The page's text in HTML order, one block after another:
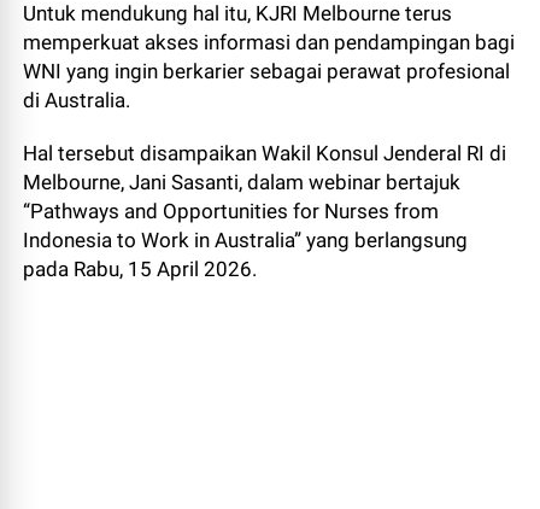
Untuk mendukung hal itu, KJRI Melbourne terus
memperkuat akses informasi dan pendampingan bagi
WNI yang ingin berkarier sebagai perawat profesional
di Australia.
Hal tersebut disampaikan Wakil Konsul Jenderal RI di
Melbourne, Jani Sasanti, dalam webinar bertajuk
“Pathways and Opportunities for Nurses from
Indonesia to Work in Australia” yang berlangsung
pada Rabu, 15 April 2026.